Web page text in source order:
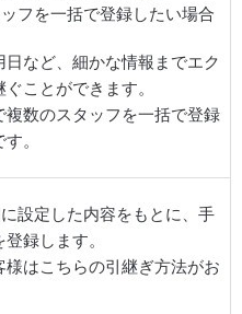
フを一括で登録したい場合
など、細かな情報までエク
ことができます。
複数のスタッフを一括で登録
。
設定した内容をもとに、手
録します。
様はこちらの引継ぎ方法がお